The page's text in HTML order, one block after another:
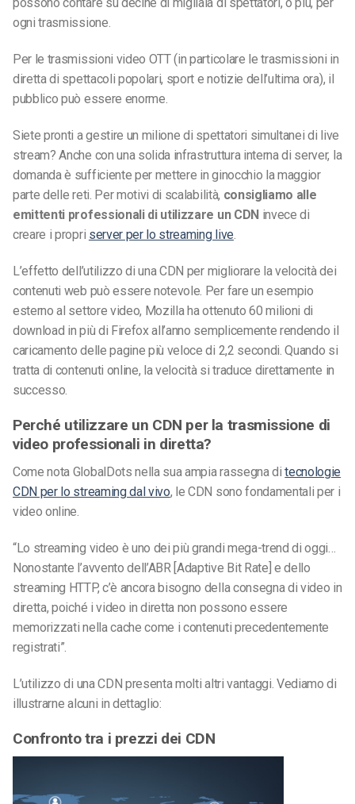
ogni trasmissione.
Per le trasmissioni video OTT (in particolare le trasmissioni in
diretta di spettacoli popolari, sport e notizie dell’ultima ora), il
pubblico può essere enorme.
Siete pronti a gestire un milione di spettatori simultanei di live
stream? Anche con una solida infrastruttura interna di server, la
domanda è sufficiente per mettere in ginocchio la maggior
parte delle reti. Per motivi di scalabilità, consigliamo alle
emittenti professionali di utilizzare un CDNinvece di
creare i propri server per lo streaming live
L’effetto dell’utilizzo di una CDN per migliorare la velocità dei
contenuti web può essere notevole. Per fare un esempio
esterno al settore video, Mozilla ha ottenuto 60 milioni di
download in più di Firefox all’anno semplicemente rendendo il
caricamento delle pagine più veloce di 2,2 secondi. Quando si
tratta di contenuti online, la velocità si traduce direttamente in
successo.
Perché utilizzare un CDN per la trasmissione di
video professionali in diretta?
Come nota GlobalDots nella sua ampia rassegna ditecnologie
CDN per lo streaming dal vivo, le CDN sono fondamentali per i
video online.
“Lo streaming video è uno dei più grandi mega-trend di oggi…
Nonostante l’avvento dell’ABR [Adaptive Bit Rate] e dello
streaming HTTP, c’è ancora bisogno della consegna di video in
diretta, poiché i video in diretta non possono essere
memorizzati nella cache come i contenuti precedentemente
registrati”.
L’utilizzo di una CDN presenta molti altri vantaggi. Vediamo di
illustrarne alcuni in dettaglio:
Confronto tra i prezzi dei CDN